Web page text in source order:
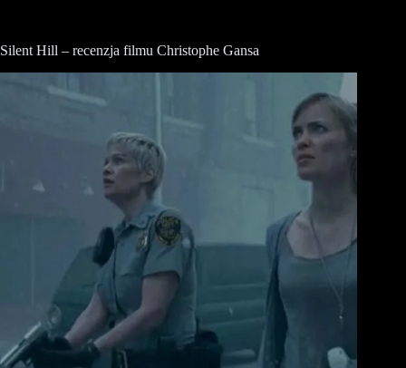
Silent Hill – recenzja filmu Christophe Gansa